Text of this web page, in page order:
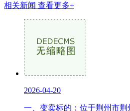
相关新闻 查看更多+
2026-04-20
一、变卖标的：位于荆州市荆